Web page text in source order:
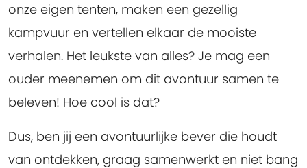
onze eigen tenten, maken een gezellig
kampvuur en vertellen elkaar de mooiste
verhalen. Het leukste van alles? Je mag een
ouder meenemen om dit avontuur samen te
beleven! Hoe cool is dat?
Dus, ben jij een avontuurlijke bever die houdt
van ontdekken, graag samenwerkt en niet bang